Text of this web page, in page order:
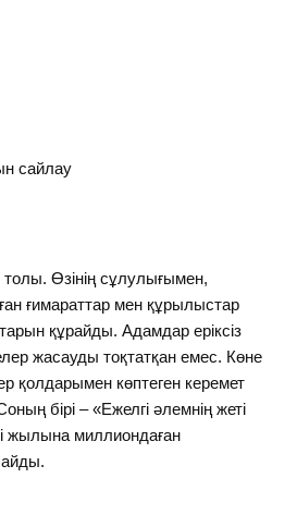
сайлау
Өзінің сұлулығымен,
ғимараттар мен құрылыстар
құрайды. Адамдар еріксіз
жасауды тоқтатқан емес. Көне
қолдарымен көптеген керемет
бірі – «Ежелгі әлемнің жеті
жылына миллиондаған